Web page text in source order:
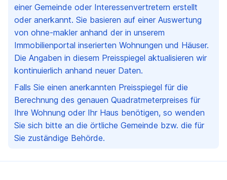
einer Gemeinde oder Interessenvertretern erstellt
oder anerkannt. Sie basieren auf einer Auswertung
von ohne-makler anhand der in unserem
Immobilienportal inserierten Wohnungen und Häuser.
Die Angaben in diesem Preisspiegel aktualisieren wir
kontinuierlich anhand neuer Daten.
Falls Sie einen anerkannten Preisspiegel für die
Berechnung des genauen Quadratmeterpreises für
Ihre Wohnung oder Ihr Haus benötigen, so wenden
Sie sich bitte an die örtliche Gemeinde bzw. die für
Sie zuständige Behörde.